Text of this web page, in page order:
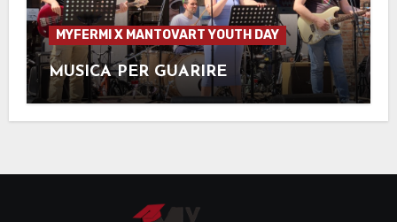
MYFERMI X MANTOVART YOUTH DAY
MUSICA PER GUARIRE